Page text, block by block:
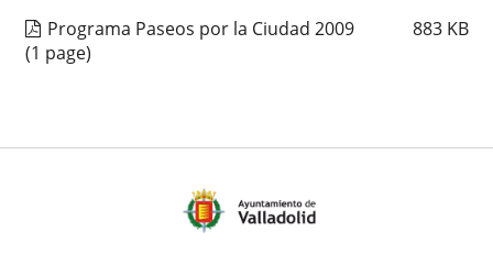
Programa Paseos por la Ciudad 2009 883 KB
(1 page)